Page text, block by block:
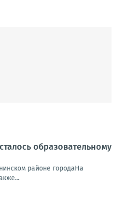
образовательному
районе городаНа